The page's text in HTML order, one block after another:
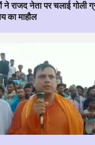
ने राजद नेता पर चलाई गोली
का माहौल